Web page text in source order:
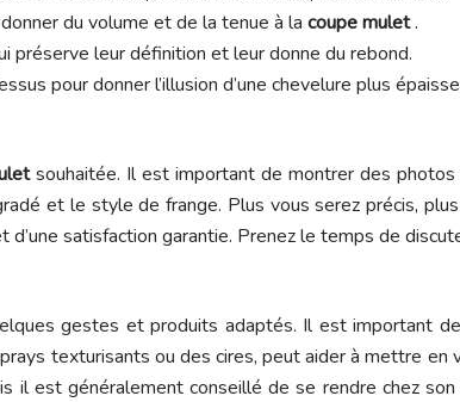
du volume et de la tenue à la coupe mulet.
préserve leur définition et leur donne du rebond.
pour donner l’illusion d’une chevelure plus
souhaitée. Il est important de montrer des
et le style de frange. Plus vous serez précis,
d’une satisfaction garantie. Prenez le temps de
gestes et produits adaptés. Il est important
texturisants ou des cires, peut aider à mettre en
il est généralement conseillé de se rendre chez